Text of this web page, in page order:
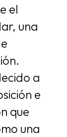
el
una
a
e
que
una